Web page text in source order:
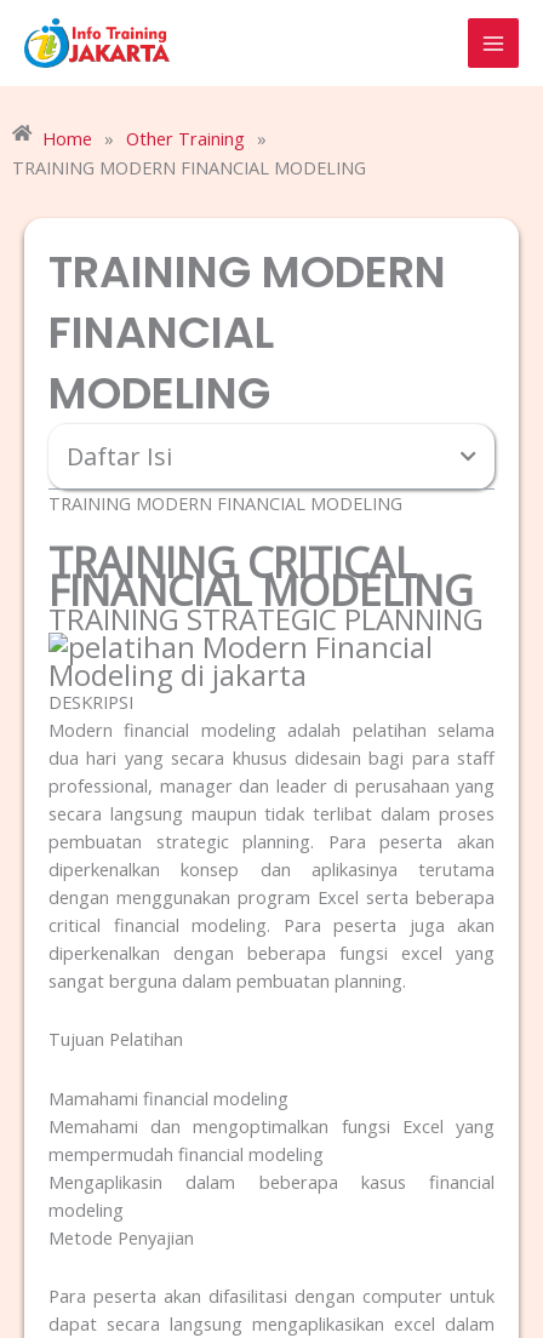
content
Home » Other Training »
TRAINING MODERN FINANCIAL MODELING
TRAINING MODERN
FINANCIAL
MODELING
Daftar Isi
TRAINING MODERN FINANCIAL MODELING
TRAINING CRITICAL
FINANCIAL MODELING
TRAINING STRATEGIC PLANNING
DESKRIPSI
Modern financial modeling adalah pelatihan selama
dua hari yang secara khusus didesain bagi para staff
professional, manager dan leader di perusahaan yang
secara langsung maupun tidak terlibat dalam proses
pembuatan strategic planning. Para peserta akan
diperkenalkan konsep dan aplikasinya terutama
dengan menggunakan program Excel serta beberapa
critical financial modeling. Para peserta juga akan
diperkenalkan dengan beberapa fungsi excel yang
sangat berguna dalam pembuatan planning.
Tujuan Pelatihan
Mamahami financial modeling
Memahami dan mengoptimalkan fungsi Excel yang
mempermudah financial modeling
Mengaplikasin dalam beberapa kasus financial
modeling
Metode Penyajian
Para peserta akan difasilitasi dengan computer untuk
dapat secara langsung mengaplikasikan excel dalam